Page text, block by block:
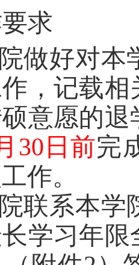
求
做好对本
，记载
意愿的
30 日前完
作。
联系本学
长学习年